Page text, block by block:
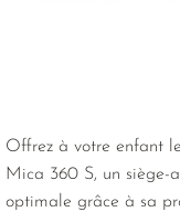
Offrez à votre enfant
Mica 360 S, un siège-
optimale grâce à sa